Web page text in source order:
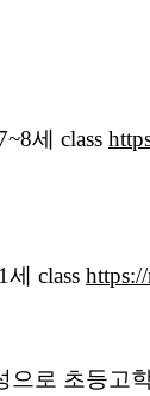
세 class
class
로 초등고